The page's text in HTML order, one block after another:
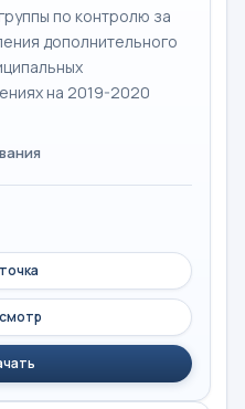
по контролю за
дополнительного
на 2019-2020